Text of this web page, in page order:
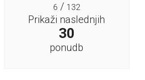
6 / 132
Prikaži naslednjih
30
ponudb